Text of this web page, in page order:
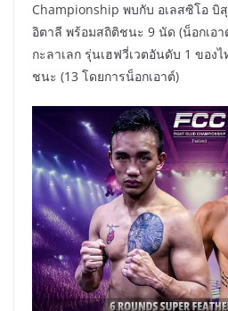
Championship พบกับ อเลสซิโอ บิ
อิตาลี พร้อมสถิติชนะ 9 นัด (น็อกเอ
กะลาเลก รุ่นเฮฟวี่เวตอันดับ 1 ของ
ชนะ (13 โดยการน็อกเอาต์)